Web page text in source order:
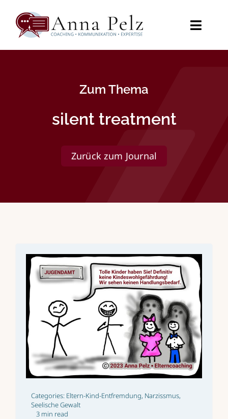
Inhalt
springen
Toggle
Kontakt
Zum Thema
silent treatment
Zurück zum Journal
Categories: Eltern-Kind-Entfremdung, Narzissmus,
Seelische Gewalt
3 min read